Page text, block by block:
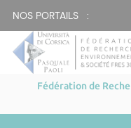
NOS PORTAILS :
Fédération de